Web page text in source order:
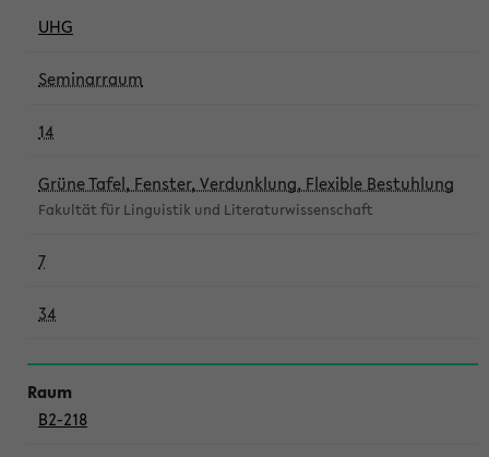
UHG
Seminarraum
14
Grüne Tafel, Fenster, Verdunklung, Flexible Bestuhlung
Fakultät für Linguistik und Literaturwissenschaft
7
34
B2-218